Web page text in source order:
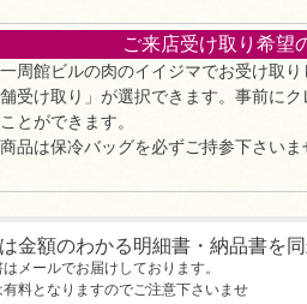
ご来店受け取り希望
周館ビルの肉のイイジマでお受け取
受け取り」が選択できます。事前に
とができます。
品は保冷バッグを必ずご持参下さい
金額のわかる明細書・納品書を
メールでお届けしております。
有料となりますのでご注意下さいませ